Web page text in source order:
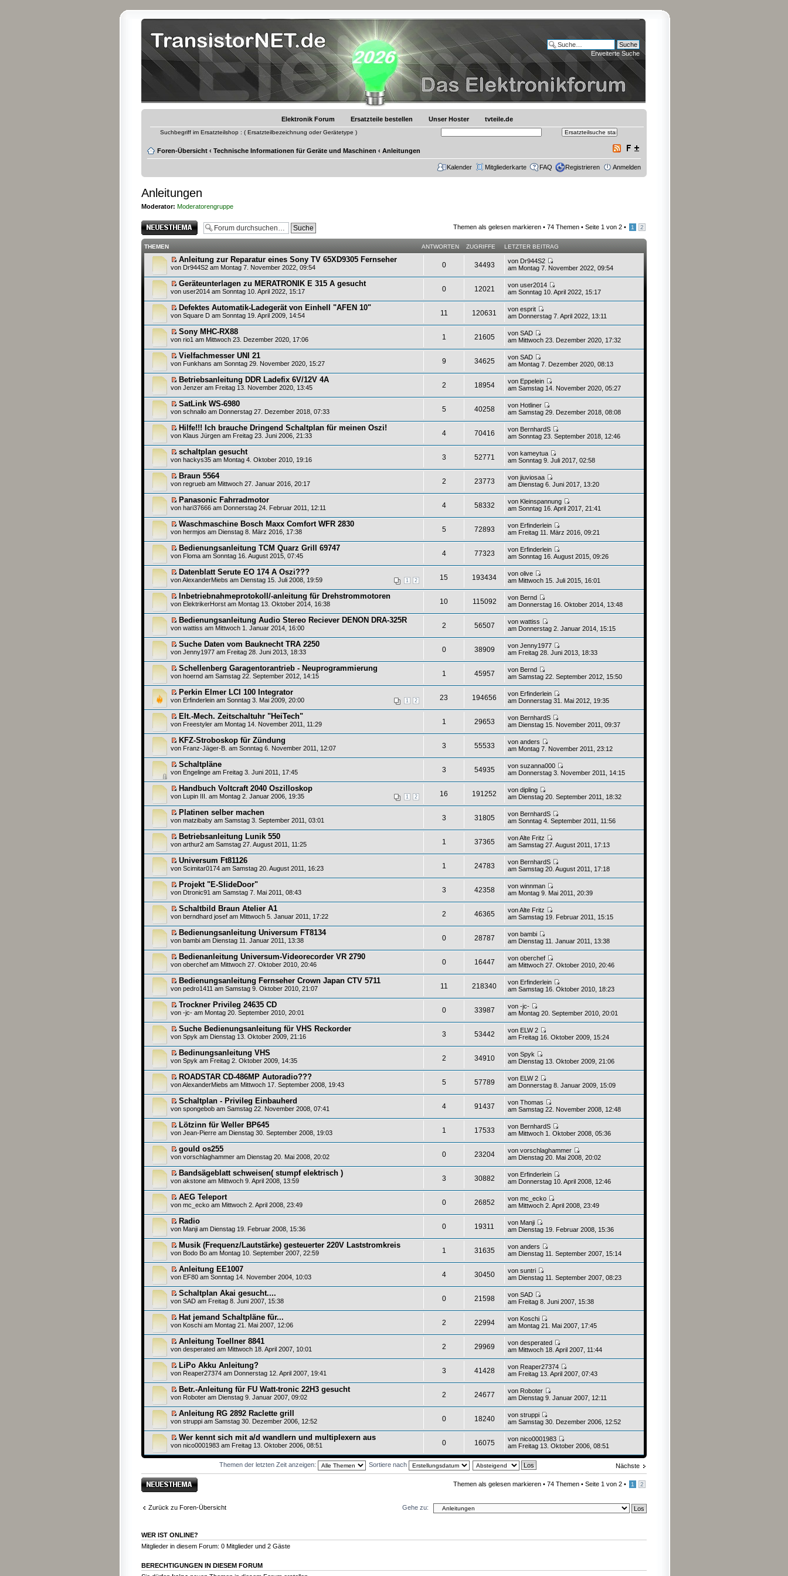
Erweiterte Suche
Elektronik Forum Ersatzteile bestellen Unser Hoster tvteile.de
Suchbegriff im Ersatzteilshop : ( Ersatzteilbezeichnung oder Gerätetype )
Foren-Übersicht ‹ Technische Informationen für Geräte und Maschinen ‹ Anleitungen
Kalender Mitgliederkarte FAQ Registrieren Anmelden
Anleitungen
Moderator: Moderatorengruppe
Neues Thema
erstellen
Themen als gelesen markieren • 74 Themen • Seite 1 von 2 • 1 2
THEMEN ANTWORTEN ZUGRIFFE LETZTER BEITRAG
Anleitung zur Reparatur eines Sony TV 65XD9305 Fernseher
von Dr944S2 am Montag 7. November 2022, 09:54 0 34493 von Dr944S2
am Montag 7. November 2022, 09:54
Geräteunterlagen zu MERATRONIK E 315 A gesucht
von user2014 am Sonntag 10. April 2022, 15:17 0 12021 vonuser2014
am Sonntag 10. April 2022, 15:17
Defektes Automatik-Ladegerät von Einhell "AFEN 10"
von Square D am Sonntag 19. April 2009, 14:54 11 120631 vonesprit
am Donnerstag 7. April 2022, 13:11
Sony MHC-RX88
von rio1 am Mittwoch 23. Dezember 2020, 17:06 1 21605 vonSAD
am Mittwoch 23. Dezember 2020, 17:32
Vielfachmesser UNI 21
von Funkhans am Sonntag 29. November 2020, 15:27 9 34625 vonSAD
am Montag 7. Dezember 2020, 08:13
Betriebsanleitung DDR Ladefix 6V/12V 4A
von Jenzer am Freitag 13. November 2020, 13:45 2 18954 von Eppelein
am Samstag 14. November 2020, 05:27
SatLink WS-6980
von schnallo am Donnerstag 27. Dezember 2018, 07:33 5 40258 von Hotliner
am Samstag 29. Dezember 2018, 08:08
Hilfe!!! Ich brauche Dringend Schaltplan für meinen Oszi!
von Klaus Jürgen am Freitag 23. Juni 2006, 21:33 4 70416 von BernhardS
am Sonntag 23. September 2018, 12:46
schaltplan gesucht
von hackys35 am Montag 4. Oktober 2010, 19:16 3 52771 vonkameytua
am Sonntag 9. Juli 2017, 02:58
Braun 5564
von regrueb am Mittwoch 27. Januar 2016, 20:17 2 23773 vonjiuviosaa
am Dienstag 6. Juni 2017, 13:20
Panasonic Fahrradmotor
von hari37666 am Donnerstag 24. Februar 2011, 12:11 4 58332 von Kleinspannung
am Sonntag 16. April 2017, 21:41
Waschmaschine Bosch Maxx Comfort WFR 2830
von hermjos am Dienstag 8. März 2016, 17:38 5 72893 von Erfinderlein
am Freitag 11. März 2016, 09:21
Bedienungsanleitung TCM Quarz Grill 69747
von Floma am Sonntag 16. August 2015, 07:45 4 77323 von Erfinderlein
am Sonntag 16. August 2015, 09:26
Datenblatt Serute EO 174 A Oszi???
1 2
vonAlexanderMiebs am Dienstag 15. Juli 2008, 19:59 15 193434 vonolive
am Mittwoch 15. Juli 2015, 16:01
Inbetriebnahmeprotokoll/-anleitung für Drehstrommotoren
von ElektrikerHorst am Montag 13. Oktober 2014, 16:38 10 115092 von Bernd
am Donnerstag 16. Oktober 2014, 13:48
Bedienungsanleitung Audio Stereo Reciever DENON DRA-325R
von wattiss am Mittwoch 1. Januar 2014, 16:00 2 56507 vonwattiss
am Donnerstag 2. Januar 2014, 15:15
Suche Daten vom Bauknecht TRA 2250
von Jenny1977 am Freitag 28. Juni 2013, 18:33 0 38909 vonJenny1977
am Freitag 28. Juni 2013, 18:33
Schellenberg Garagentorantrieb - Neuprogrammierung
von hoernd am Samstag 22. September 2012, 14:15 1 45957 von Bernd
am Samstag 22. September 2012, 15:50
Perkin Elmer LCI 100 Integrator
1 2
von Erfinderlein am Sonntag 3. Mai 2009, 20:00 23 194656 von Erfinderlein
am Donnerstag 31. Mai 2012, 19:35
Elt.-Mech. Zeitschaltuhr "HeiTech"
von Freestyler am Montag 14. November 2011, 11:29 1 29653 von BernhardS
am Dienstag 15. November 2011, 09:37
KFZ-Stroboskop für Zündung
von Franz-Jäger-B. am Sonntag 6. November 2011, 12:07 3 55533 vonanders
am Montag 7. November 2011, 23:12
Schaltpläne
von Engelinge am Freitag 3. Juni 2011, 17:45 3 54935 vonsuzanna000
am Donnerstag 3. November 2011, 14:15
Handbuch Voltcraft 2040 Oszilloskop
1 2
von Lupin III. am Montag 2. Januar 2006, 19:35 16 191252 vondipling
am Dienstag 20. September 2011, 18:32
Platinen selber machen
von matzibaby am Samstag 3. September 2011, 03:01 3 31805 von BernhardS
am Sonntag 4. September 2011, 11:56
Betriebsanleitung Lunik 550
von arthur2 am Samstag 27. August 2011, 11:25 1 37365 vonAlte Fritz
am Samstag 27. August 2011, 17:13
Universum Ft81126
von Scimitar0174 am Samstag 20. August 2011, 16:23 1 24783 von BernhardS
am Samstag 20. August 2011, 17:18
Projekt "E-SlideDoor"
von Dtronic91 am Samstag 7. Mai 2011, 08:43 3 42358 vonwinnman
am Montag 9. Mai 2011, 20:39
Schaltbild Braun Atelier A1
von berndhard josef am Mittwoch 5. Januar 2011, 17:22 2 46365 vonAlte Fritz
am Samstag 19. Februar 2011, 15:15
Bedienungsanleitung Universum FT8134
von bambi am Dienstag 11. Januar 2011, 13:38 0 28787 vonbambi
am Dienstag 11. Januar 2011, 13:38
Bedienanleitung Universum-Videorecorder VR 2790
von oberchef am Mittwoch 27. Oktober 2010, 20:46 0 16447 vonoberchef
am Mittwoch 27. Oktober 2010, 20:46
Bedienungsanleitung Fernseher Crown Japan CTV 5711
von pedro1411 am Samstag 9. Oktober 2010, 21:07 11 218340 von Erfinderlein
am Samstag 16. Oktober 2010, 18:23
Trockner Privileg 24635 CD
von -jc- am Montag 20. September 2010, 20:01 0 33987 von-jc-
am Montag 20. September 2010, 20:01
Suche Bedienungsanleitung für VHS Reckorder
von Spyk am Dienstag 13. Oktober 2009, 21:16 3 53442 von ELW 2
am Freitag 16. Oktober 2009, 15:24
Bedinungsanleitung VHS
von Spyk am Freitag 2. Oktober 2009, 14:35 2 34910 vonSpyk
am Dienstag 13. Oktober 2009, 21:06
ROADSTAR CD-486MP Autoradio???
vonAlexanderMiebs am Mittwoch 17. September 2008, 19:43 5 57789 von ELW 2
am Donnerstag 8. Januar 2009, 15:09
Schaltplan - Privileg Einbauherd
von spongebob am Samstag 22. November 2008, 07:41 4 91437 vonThomas
am Samstag 22. November 2008, 12:48
Lötzinn für Weller BP645
von Jean-Pierre am Dienstag 30. September 2008, 19:03 1 17533 von BernhardS
am Mittwoch 1. Oktober 2008, 05:36
gould os255
von vorschlaghammer am Dienstag 20. Mai 2008, 20:02 0 23204 vonvorschlaghammer
am Dienstag 20. Mai 2008, 20:02
Bandsägeblatt schweisen( stumpf elektrisch )
von akstone am Mittwoch 9. April 2008, 13:59 3 30882 von Erfinderlein
am Donnerstag 10. April 2008, 12:46
AEG Teleport
von mc_ecko am Mittwoch 2. April 2008, 23:49 0 26852 vonmc_ecko
am Mittwoch 2. April 2008, 23:49
Radio
von Manji am Dienstag 19. Februar 2008, 15:36 0 19311 von Manji
am Dienstag 19. Februar 2008, 15:36
Musik (Frequenz/Lautstärke) gesteuerter 220V Laststromkreis
von Bodo Bo am Montag 10. September 2007, 22:59 1 31635 vonanders
am Dienstag 11. September 2007, 15:14
Anleitung EE1007
von EF80 am Sonntag 14. November 2004, 10:03 4 30450 vonsuntri
am Dienstag 11. September 2007, 08:23
Schaltplan Akai gesucht....
von SAD am Freitag 8. Juni 2007, 15:38 0 21598 vonSAD
am Freitag 8. Juni 2007, 15:38
Hat jemand Schaltpläne für...
von Koschi am Montag 21. Mai 2007, 12:06 2 22994 von Koschi
am Montag 21. Mai 2007, 17:45
Anleitung Toellner 8841
von desperated am Mittwoch 18. April 2007, 10:01 2 29969 vondesperated
am Mittwoch 18. April 2007, 11:44
LiPo Akku Anleitung?
von Reaper27374 am Donnerstag 12. April 2007, 19:41 3 41428 von Reaper27374
am Freitag 13. April 2007, 07:43
Betr.-Anleitung für FU Watt-tronic 22H3 gesucht
von Roboter am Dienstag 9. Januar 2007, 09:02 2 24677 von Roboter
am Dienstag 9. Januar 2007, 12:11
Anleitung RG 2892 Raclette grill
von struppi am Samstag 30. Dezember 2006, 12:52 0 18240 vonstruppi
am Samstag 30. Dezember 2006, 12:52
Wer kennt sich mit a/d wandlern und multiplexern aus
von nico0001983 am Freitag 13. Oktober 2006, 08:51 0 16075 vonnico0001983
am Freitag 13. Oktober 2006, 08:51
Nächste
Themen der letzten Zeit anzeigen: Sortiere nach
Neues Thema
erstellen
Themen als gelesen markieren • 74 Themen • Seite 1 von 2 • 1 2
Zurück zu Foren-Übersicht Gehe zu:
WER IST ONLINE?
Mitglieder in diesem Forum: 0 Mitglieder und 2 Gäste
BERECHTIGUNGEN IN DIESEM FORUM